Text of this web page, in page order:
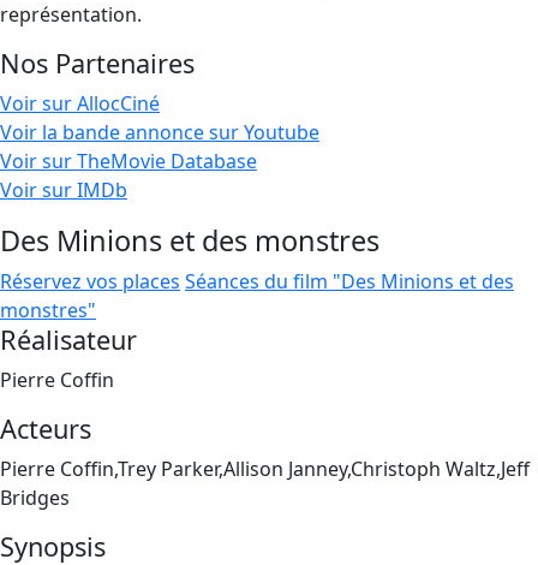
représentation.
Nos Partenaires
Voir sur AllocCiné
Voir la bande annonce sur Youtube
Voir sur TheMovie Database
Voir sur IMDb
Des Minions et des monstres
Réservez vos places Séances du film "Des Minions et des
monstres"
Réalisateur
Pierre Coffin
Acteurs
Pierre Coffin,Trey Parker,Allison Janney,Christoph Waltz,Jeff
Bridges
Synopsis